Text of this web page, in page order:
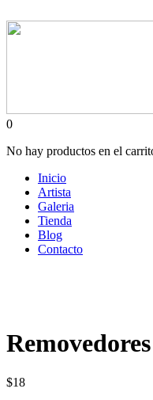
0
No hay productos en el
Inicio
Artista
Galeria
Tienda
Blog
Contacto
$18